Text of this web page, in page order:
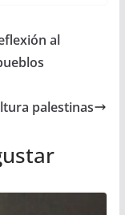
al
palestinas